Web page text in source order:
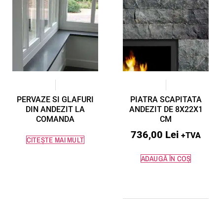
PERVAZE SI GLAFURI
DIN ANDEZIT LA
COMANDA
CITEȘTE MAI MULT
PIATRA SCAPITATA
ANDEZIT DE 8X22X1
CM
736,00 Lei +TVA
ADAUGĂ ÎN COȘ